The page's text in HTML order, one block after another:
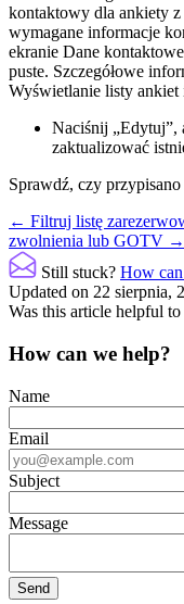
kontaktowy dla ankiety z
wymagane informacje
ekranie Dane
puste. Szczegółowe
Wyświetlanie listy ankiet
Naciśnij „Edytuj”,
zaktualizować
Sprawdź, czy
Doc
navigation
← Filtruj listę
zwolnienia lub GOTV →
Still stuck? How
Updated on 22 sierpnia,
Was this article helpful
How can we help?
Name
Email
Subject
Message